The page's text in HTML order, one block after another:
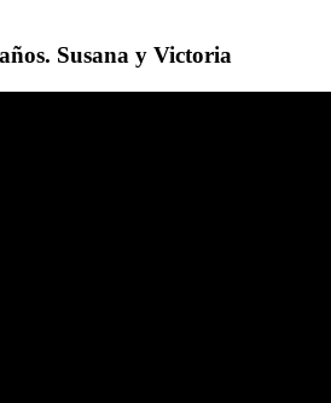
Susana y Victoria